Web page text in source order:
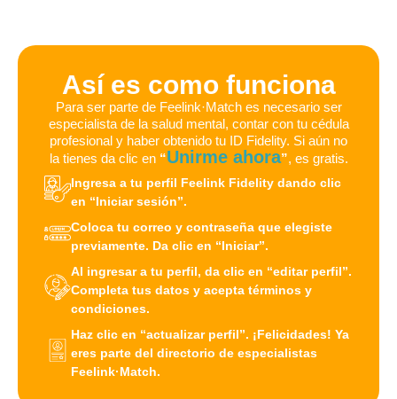
Así es como funciona
Para ser parte de Feelink·Match es necesario ser
especialista de la salud mental, contar con tu cédula
profesional y haber obtenido tu ID Fidelity. Si aún no
la tienes da clic en “Unirme ahora”, es gratis.
Ingresa a tu perfil Feelink Fidelity dando clic
en “Iniciar sesión”.
Coloca tu correo y contraseña que elegiste
previamente. Da clic en “Iniciar”.
Al ingresar a tu perfil, da clic en “editar perfil”.
Completa tus datos y acepta términos y
condiciones.
Haz clic en “actualizar perfil”. ¡Felicidades! Ya
eres parte del directorio de especialistas
Feelink·Match.